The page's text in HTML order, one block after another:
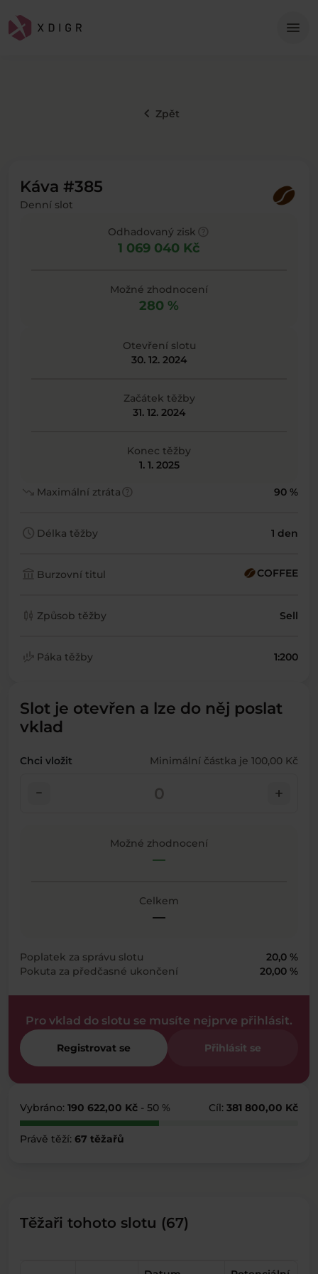
menu
keyboard_arrow_left Zpět
Káva #385
Denní slot
Odhadovaný zisk
1 069 040 Kč
Možné zhodnocení
280 %
Otevření slotu
30. 12. 2024
Začátek těžby
31. 12. 2024
Konec těžby
1. 1. 2025
trending_down Maximální ztrátahelp 90 %
schedule Délka těžby 1 den
account_balance Burzovní titul COFFEE
candlestick_chart Způsob těžby Sell
finance_mode Páka těžby 1:200
Slot je otevřen a lze do něj poslat
vklad
Chci vložit Minimální částka je 100,00 Kč
check_indeterminate_small add
Možné zhodnocení
—
Celkem
—
Poplatek za správu slotu
20,0 %
Pokuta za předčasné ukončení
20,00 %
Pro vklad do slotu se musíte nejprve přihlásit.
Registrovat se Přihlásit se
Vybráno: 190 622,00 Kč - 50 % Cíl: 381 800,00 Kč
Právě těží: 67 těžařů
Těžaři tohoto slotu (67)